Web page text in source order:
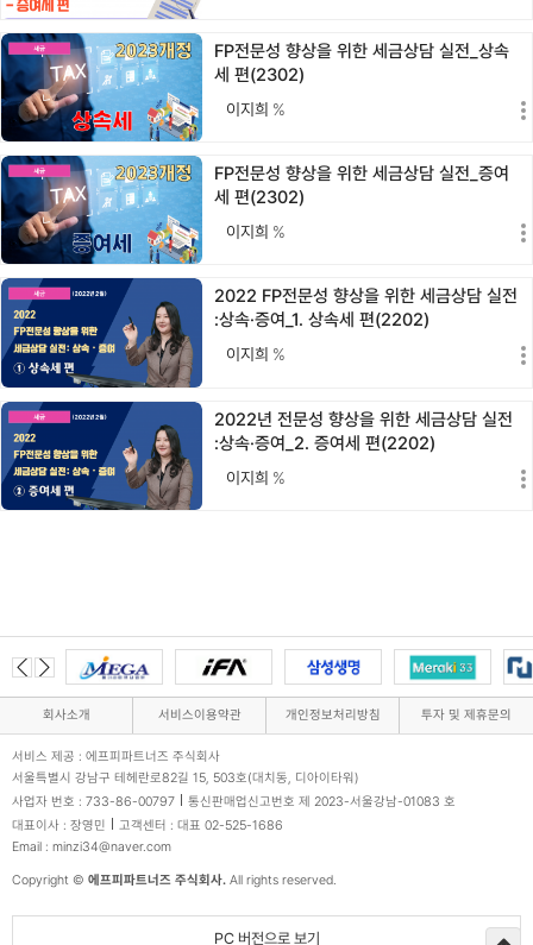
FP전문성 향상을 위한 세금상담 실전_상속
세 편(2302)
이지희 %
FP전문성 향상을 위한 세금상담 실전_증여
세 편(2302)
이지희 %
2022 FP전문성 향상을 위한 세금상담 실전
:상속·증여_1. 상속세 편(2202)
이지희 %
2022년 전문성 향상을 위한 세금상담 실전
:상속·증여_2. 증여세 편(2202)
이지희 %
회사소개 서비스이용약관 개인정보처리방침 투자 및 제휴문의
서비스 제공 : 에프피파트너즈 주식회사
서울특별시 강남구 테헤란로82길 15, 503호(대치동, 디아이타워)
사업자 번호 : 733-86-00797
통신판매업신고번호 제 2023-서울강남-01083 호
대표이사 : 장영민
고객센터 : 대표 02-525-1686
Email : minzi34@naver.com
Copyright © 에프피파트너즈 주식회사. All rights reserved.
PC 버전으로 보기